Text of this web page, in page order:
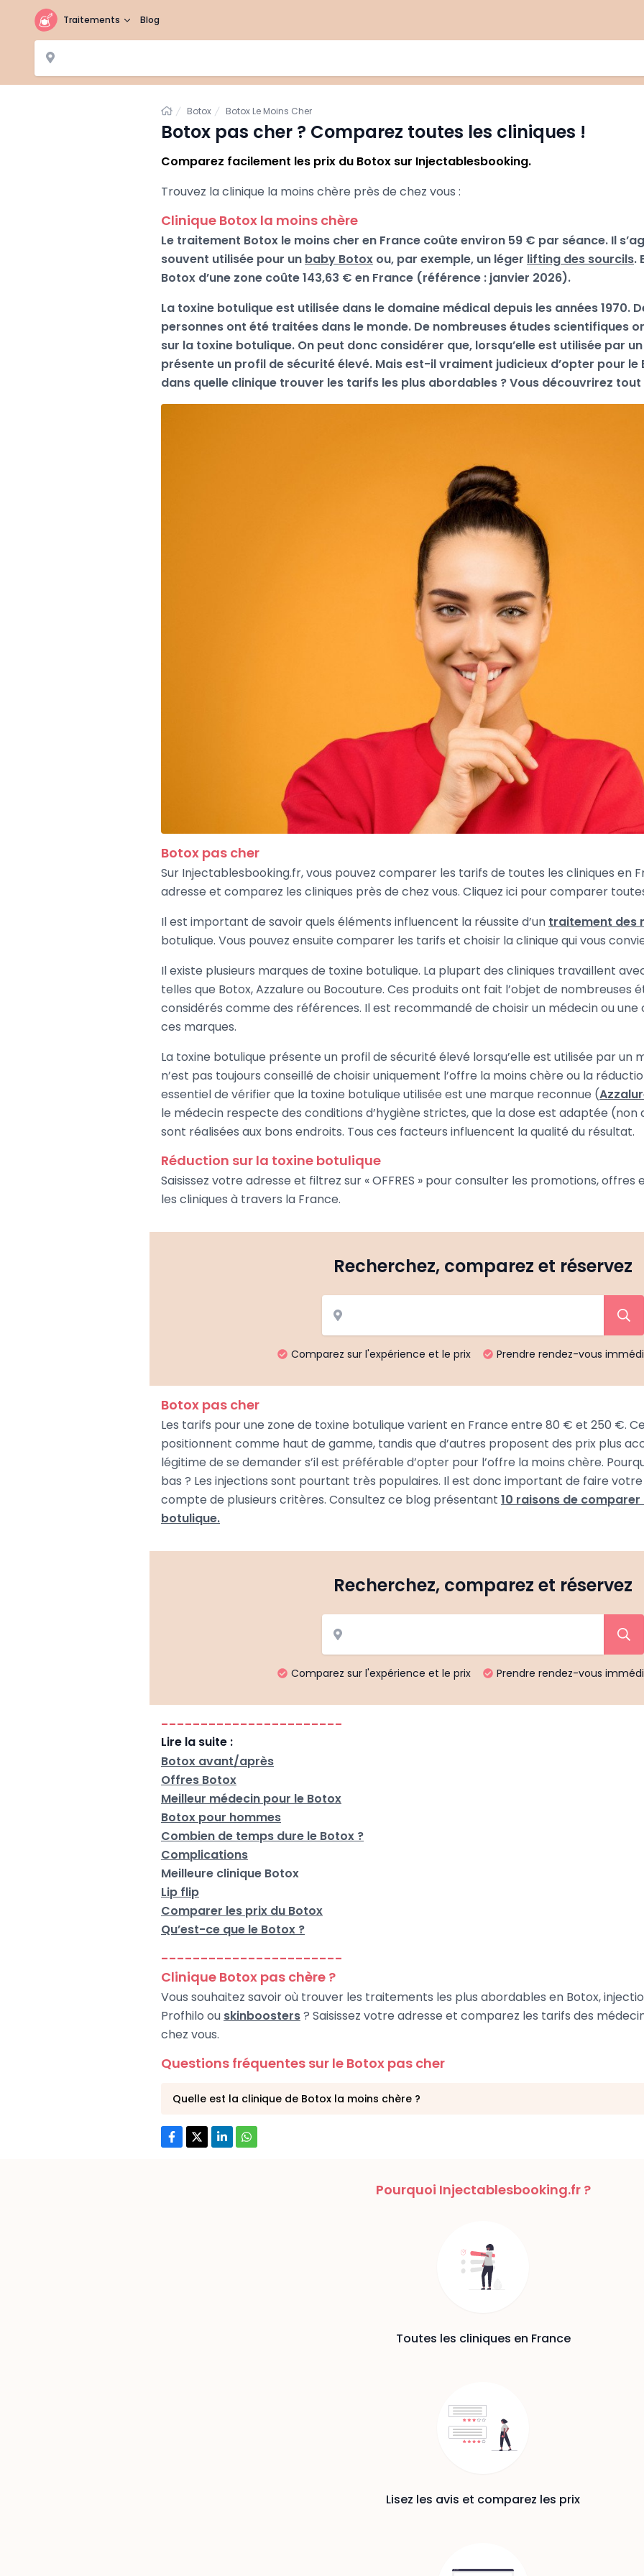
Traitements Blog
Accueil
Botox Botox Le Moins Cher
Botox pas cher ? Comparez toutes les cliniques !
Comparez facilement les prix du Botox sur Injectablesbooking.
Trouvez la clinique la moins chère près de chez vous :
Clinique Botox la moins chère
Le traitement Botox le moins cher en France coûte environ 59 € par séance. Il
souvent utilisée pour un baby Botox ou, par exemple, un léger lifting des sourcils.
Botox d’une zone coûte 143,63 € en France (référence : janvier 2026).
La toxine botulique est utilisée dans le domaine médical depuis les années 1970.
personnes ont été traitées dans le monde. De nombreuses études scientifiques
sur la toxine botulique. On peut donc considérer que, lorsqu’elle est utilisée par
présente un profil de sécurité élevé. Mais est-il vraiment judicieux d’opter pour le
dans quelle clinique trouver les tarifs les plus abordables ? Vous découvrirez
Botox pas cher
Sur Injectablesbooking.fr, vous pouvez comparer les tarifs de toutes les cliniques en
adresse et comparez les cliniques près de chez vous. Cliquez ici pour comparer
Il est important de savoir quels éléments influencent la réussite d’un traitement des
botulique. Vous pouvez ensuite comparer les tarifs et choisir la clinique qui vous
Il existe plusieurs marques de toxine botulique. La plupart des cliniques travaillent
telles que Botox, Azzalure ou Bocouture. Ces produits ont fait l’objet de nombreuses
considérés comme des références. Il est recommandé de choisir un médecin ou une
ces marques.
La toxine botulique présente un profil de sécurité élevé lorsqu’elle est utilisée par un
n’est pas toujours conseillé de choisir uniquement l’offre la moins chère ou la
essentiel de vérifier que la toxine botulique utilisée est une marque reconnue (
le médecin respecte des conditions d’hygiène strictes, que la dose est adaptée (non
sont réalisées aux bons endroits. Tous ces facteurs influencent la qualité du résultat.
Réduction sur la toxine botulique
Saisissez votre adresse et filtrez sur « OFFRES » pour consulter les promotions,
les cliniques à travers la France.
Recherchez, comparez et réservez
Comparez sur l'expérience et le prix Prendre rendez-vous
Botox pas cher
Les tarifs pour une zone de toxine botulique varient en France entre 80 € et 250 €.
positionnent comme haut de gamme, tandis que d’autres proposent des prix plus
légitime de se demander s’il est préférable d’opter pour l’offre la moins chère.
bas ? Les injections sont pourtant très populaires. Il est donc important de faire
compte de plusieurs critères. Consultez ce blog présentant 10 raisons de
botulique.
Recherchez, comparez et réservez
Comparez sur l'expérience et le prix Prendre rendez-vous
-----------------------
Lire la suite :
Botox avant/après
Offres Botox
Meilleur médecin pour le Botox
Botox pour hommes
Combien de temps dure le Botox ?
Complications
Meilleure clinique Botox
Lip flip
Comparer les prix du Botox
Qu’est-ce que le Botox ?
-----------------------
Clinique Botox pas chère ?
Vous souhaitez savoir où trouver les traitements les plus abordables en Botox,
Profhilo ou skinboosters? Saisissez votre adresse et comparez les tarifs des
chez vous.
Questions fréquentes sur le Botox pas cher
Quelle est la clinique de Botox la moins chère ?
Pourquoi Injectablesbooking.fr ?
Toutes les cliniques en France
Lisez les avis et comparez les prix